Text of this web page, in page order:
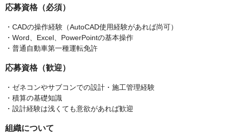
応募資格（必須）
・CADの操作経験（AutoCAD使用経験があれば尚可）
・Word、Excel、PowerPointの基本操作
・普通自動車第一種運転免許
応募資格（歓迎）
・ゼネコンやサブコンでの設計・施工管理経験
・積算の基礎知識
・設計経験は浅くても意欲があれば歓迎
組織について